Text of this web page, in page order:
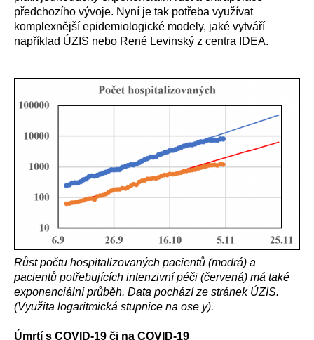
předchozího vývoje. Nyní je tak potřeba využívat
komplexnější epidemiologické modely, jaké vytváří
například ÚZIS nebo René Levinský z centra IDEA.
Růst počtu hospitalizovaných pacientů (modrá) a
pacientů potřebujících intenzivní péči (červená) má také
exponenciální průběh. Data pochází ze stránek ÚZIS.
(Využita logaritmická stupnice na ose y).
Úmrtí s COVID-19 či na COVID-19